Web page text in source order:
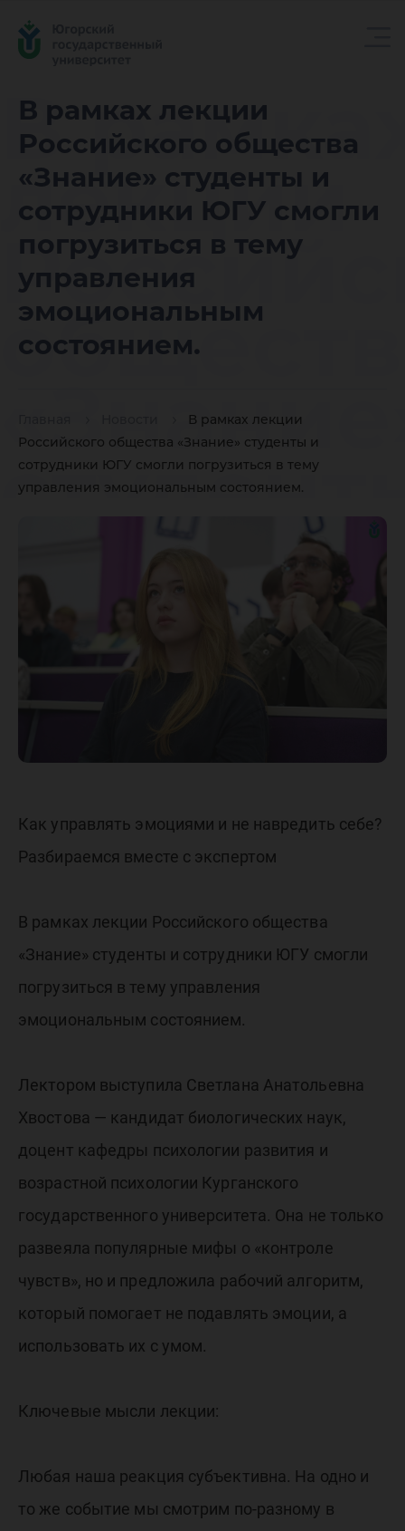
В рамках лекции
Российского общества
«Знание» студенты и
сотрудники ЮГУ смогли
погрузиться в тему
управления
эмоциональным
состоянием.
В рамках лекции
Российского общества «Знание» студенты и
сотрудники ЮГУ смогли погрузиться в тему
управления эмоциональным состоянием.
В
лекции
ЮГУ
тему
Как управлять эмоциями и не навредить себе?
Разбираемся вместе с экспертом
В рамках лекции Российского общества
«Знание» студенты и сотрудники ЮГУ смогли
погрузиться в тему управления
эмоциональным состоянием.
Лектором выступила Светлана Анатольевна
Хвостова — кандидат биологических наук,
доцент кафедры психологии развития и
возрастной психологии Курганского
государственного университета. Она не только
развеяла популярные мифы о «контроле
чувств», но и предложила рабочий алгоритм,
который помогает не подавлять эмоции, а
использовать их с умом.
Ключевые мысли лекции:
Любая наша реакция субъективна. На одно и
то же событие мы смотрим по-разному в